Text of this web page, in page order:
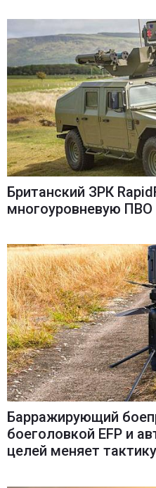
Британский ЗРК
многоуровневую ПВО
Барражирующий
боеголовкой EFP и
целей меняет